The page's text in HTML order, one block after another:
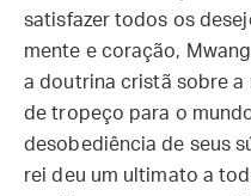
satisfazer todos os
mente e coração,
a doutrina cristã sobre a
de tropeço para o
desobediência de seus
rei deu um ultimato a